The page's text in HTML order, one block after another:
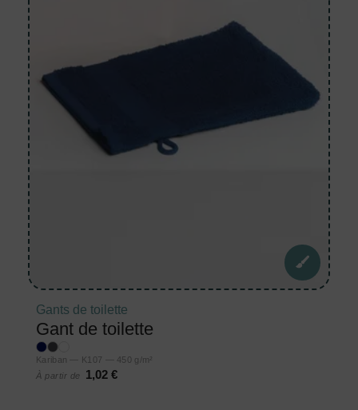
Gants de toilette
Gant de toilette
Kariban — K107 — 450 g/m²
À partir de
1,02 €